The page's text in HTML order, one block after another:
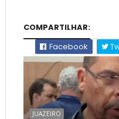
COMPARTILHAR:
Facebook
JUAZEIRO